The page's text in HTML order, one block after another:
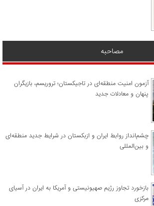
مصاحبه
آزمون امنیت منطقه‌ای در تاجیکستان؛ تروریسم، بازیگران
پنهان و معادلات جدید
چشم‌انداز روابط ایران و ازبکستان در شرایط جدید منطقه‌ای
و بین‌المللی
​بازخورد تجاوز رژیم صهیونیستی و آمریکا به ایران در آسیای
مرکزی